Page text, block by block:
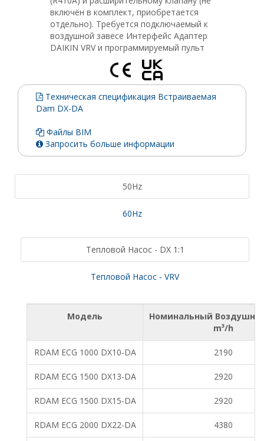
включён в комплект, приобретается
отдельно). Требуется подключаемый к
воздушной завесе Интерфейс Адаптер
DAIKIN VRV и программируемый пульт
Техническая спецификация Встраиваемая
Dam DX-DA
Файлы BIM
Запросить больше информации
50Hz
60Hz
Тепловой Насос - DX 1:1
Тепловой Насос - VRV
Модель
Номинальный
m³/h
RDAM ECG 1000 DX10-DA 2190
RDAM ECG 1500 DX13-DA 2920
RDAM ECG 1500 DX15-DA 2920
RDAM ECG 2000 DX22-DA 4380